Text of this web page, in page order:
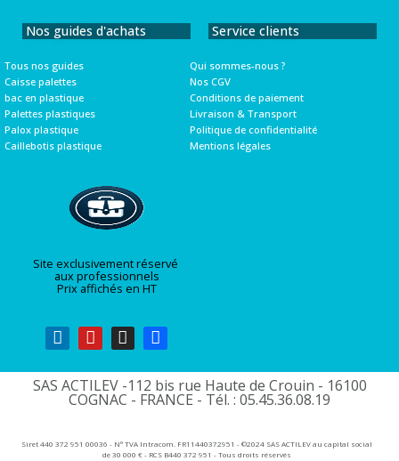
Nos guides d'achats
Tous nos guides
Caisse palettes
bac en plastique
Palettes plastiques
Palox plastique
Caillebotis plastique
Service clients
Qui sommes-nous ?
Nos CGV
Conditions de paiement
Livraison & Transport
Politique de confidentialité
Mentions légales
Site exclusivement réservé
aux professionnels
Prix affichés en HT
SAS ACTILEV -112 bis rue Haute de Crouin - 16100
COGNAC - FRANCE - Tél. : 05.45.36.08.19​
Siret 440 372 951 00036 - N° TVA Intracom. FR11440372951 - ©2024 SAS ACTILEV au capital social
de 30 000 € - RCS B440 372 951 - Tous droits réservés​​